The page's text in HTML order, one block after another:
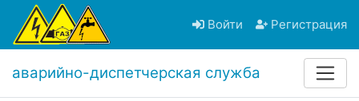
Войти Регистрация
аварийно-диспетчерская служба